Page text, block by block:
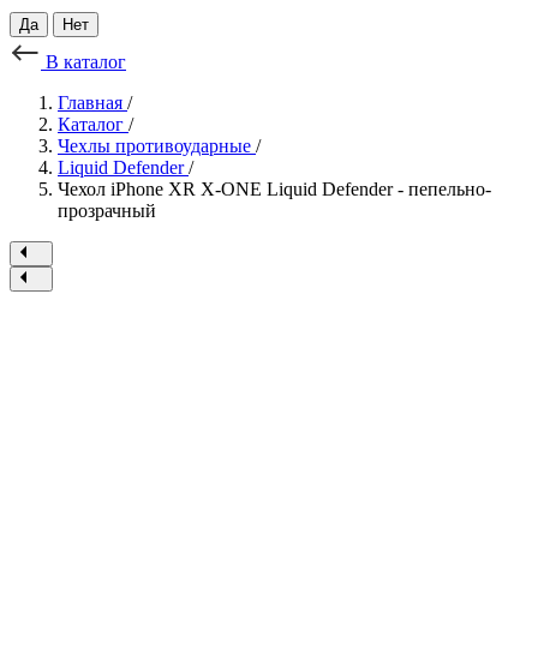
Да Нет
В каталог
Главная /
Каталог /
Чехлы противоударные /
Liquid Defender/
Чехол iPhone XR X-ONE Liquid Defender - пепельно-
прозрачный